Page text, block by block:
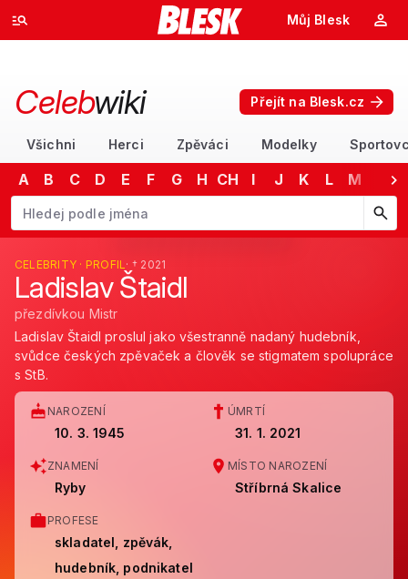
Můj Blesk
Celebwiki Přejít na Blesk.cz
Všichni Herci Zpěváci Modelky
A B C D E F G H CH I J K L M
Začněte psát jméno. Šipkami dolů a nahoru procházejte návrhy,
CELEBRITY · PROFIL· † 2021
Ladislav Štaidl
přezdívkou Mistr
Ladislav Štaidl proslul jako všestranně nadaný hudebník,
svůdce českých zpěvaček a člověk se stigmatem spolupráce
s StB.
NAROZENÍ
10. 3. 1945
ÚMRTÍ
31. 1. 2021
ZNAMENÍ
Ryby
MÍSTO NAROZENÍ
Stříbrná Skalice
PROFESE
skladatel, zpěvák,
hudebník, podnikatel